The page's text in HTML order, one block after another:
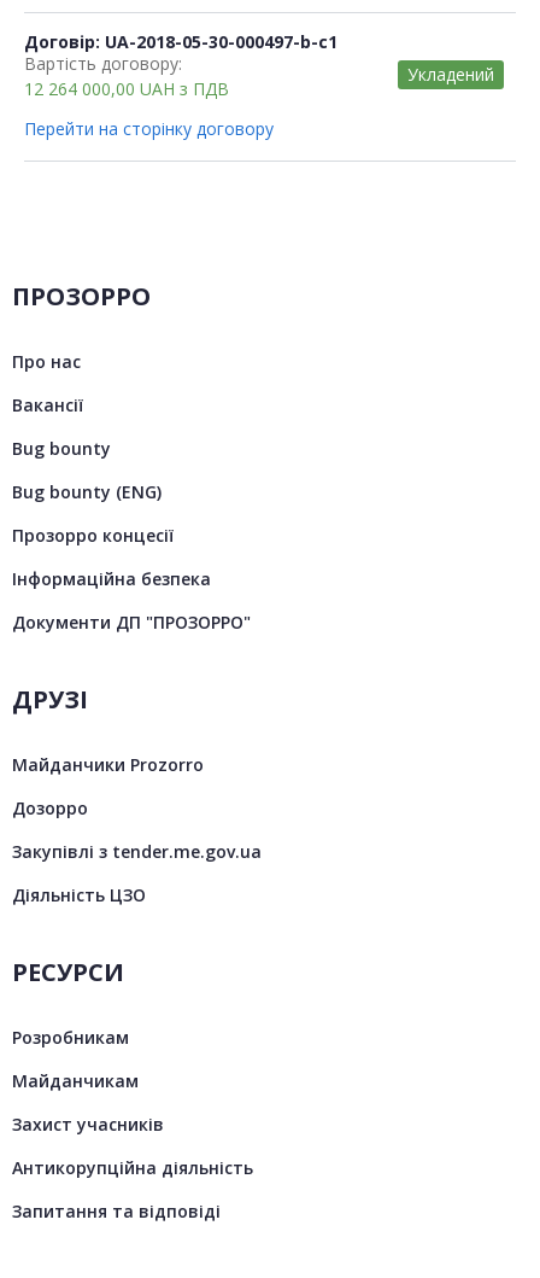
Договір: UA-2018-05-30-000497-b-c1
Вартість договору:
12 264 000,00 UAH з ПДВ
Укладений
Перейти на сторінку договору
ПРОЗОРРО
Про нас
Вакансії
Bug bounty
Bug bounty (ENG)
Прозорро концесії
Інформаційна безпека
Документи ДП "ПРОЗОРРО"
ДРУЗІ
Майданчики Prozorro
Дозорро
Закупівлі з tender.me.gov.ua
Діяльність ЦЗО
РЕСУРСИ
Розробникам
Майданчикам
Захист учасників
Антикорупційна діяльність
Запитання та відповіді